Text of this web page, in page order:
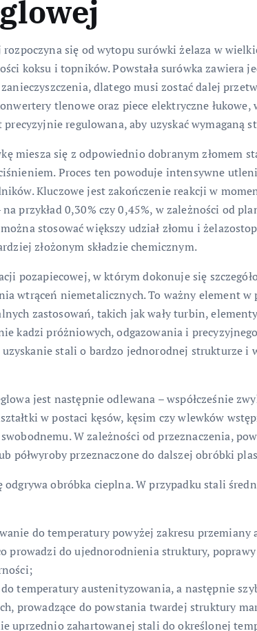
się od wytopu surówki żelaza w
koksu i topników. Powstała surówka zawiera
dlatego musi zostać dalej
tlenowe oraz piece elektryczne łukowe,
regulowana, aby uzyskać wymaganą
miesza się z odpowiednio dobranym złomem
Proces ten powoduje intensywne
Kluczowe jest zakończenie reakcji w
przykład 0,30% czy 0,45%, w zależności od
stosować większy udział złomu i
złożonym składzie chemicznym.
pozapiecowej, w którym dokonuje się
wtrąceń niemetalicznych. To ważny element
zastosowań, takich jak wały turbin,
kadzi próżniowych, odgazowania i
stali o bardzo jednorodnej strukturze i
jest następnie odlewana – współcześnie
w postaci kęsów, kęsim czy wlewków
W zależności od przeznaczenia,
półwyroby przeznaczone do dalszej obróbki
obróbka cieplna. W przypadku stali
do temperatury powyżej zakresu
prowadzi do ujednorodnienia struktury, poprawy
temperatury austenityzowania, a następnie
prowadzące do powstania twardej struktury
uprzednio zahartowanej stali do określonej